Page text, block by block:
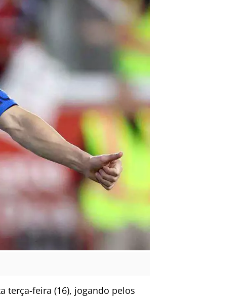
terça-feira (16), jogando pelos